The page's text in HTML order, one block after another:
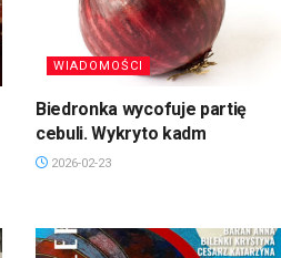
WIADOMOŚCI
Biedronka wycofuje partię
cebuli. Wykryto kadm
2026-02-23